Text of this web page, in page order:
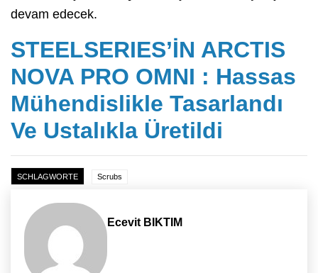
devam edecek.
STEELSERIES’İN ARCTIS
NOVA PRO OMNI : Hassas
Mühendislikle Tasarlandı
Ve Ustalıkla Üretildi
SCHLAGWORTE Scrubs
Ecevit BIKTIM